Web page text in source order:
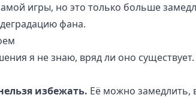
игры, но это только больше
фана.
я не знаю, вряд ли оно
избежать. Её можно замедлить,